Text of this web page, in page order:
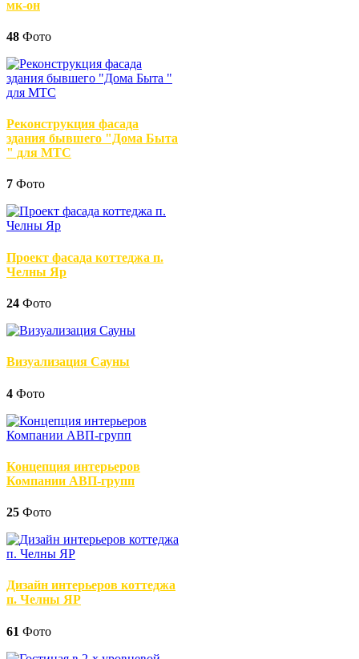
мк-он
48 Фото
Реконструкция фасада
здания бывшего "Дома Быта
" для МТС
7 Фото
Проект фасада коттеджа п.
Челны Яр
24 Фото
Визуализация Сауны
4 Фото
Концепция интерьеров
Компании АВП-групп
25 Фото
Дизайн интерьеров коттеджа
п. Челны ЯР
61 Фото